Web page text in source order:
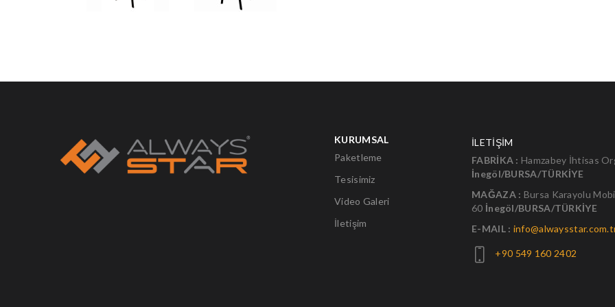
KURUMSAL
Paketleme
Tesisimiz
Video Galeri
İletişim
İLETİŞİM
FABRİKA : Hamzabey İhtisas
İnegöl/BURSA/TÜRKİYE
MAĞAZA : Bursa Karayolu
60 İnegöl/BURSA/TÜRKİYE
E-MAIL :
+90 549 160 2402